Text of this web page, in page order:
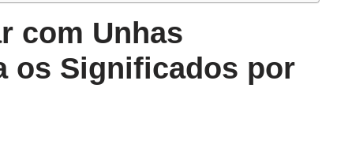
com Unhas
os Significados por